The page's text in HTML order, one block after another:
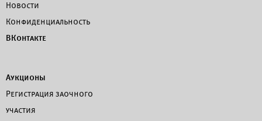
Новости
Конфиденциальность
ВКонтакте
Аукционы
Регистрация заочного
участия